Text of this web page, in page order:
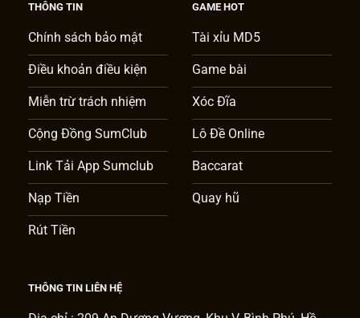
THÔNG TIN
Chính sách bảo mật
Điều khoản điều kiện
Miễn trừ trách nhiệm
Cộng Đồng SumClub
Link Tải App Sumclub
Nạp Tiền
Rút Tiền
GAME HOT
Tài xỉu MD5
Game bài
Xóc Đĩa
Lô Đề Online
Baccarat
Quay hũ
THÔNG TIN LIÊN HỆ